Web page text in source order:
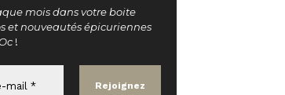
mois dans votre boite
et nouveautés épicuriennes
!